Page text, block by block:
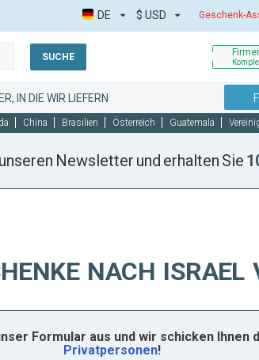
Geschenk-
DE $ USD
SUCHE
IN DIE WIR LIEFERN
China Brasilien Österreich Guatemala
Newsletter und erhalten Sie
NACH ISRAEL
Formular aus und wir schicken
Privatpersonen!